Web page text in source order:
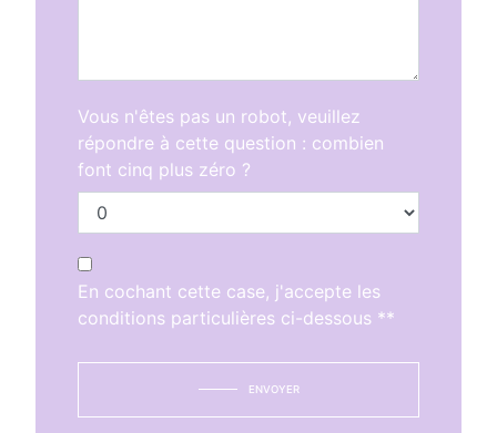
Vous n'êtes pas un robot, veuillez
répondre à cette question : combien
font cinq plus zéro ?
En cochant cette case, j'accepte les
conditions particulières ci-dessous **
ENVOYER